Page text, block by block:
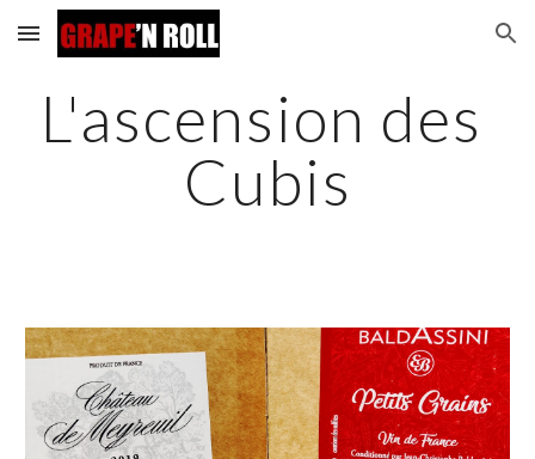
Skip to main content Skip to navigation
L'ascension des
Cubis